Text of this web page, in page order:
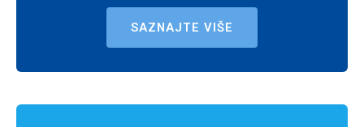
SAZNAJTE VIŠE